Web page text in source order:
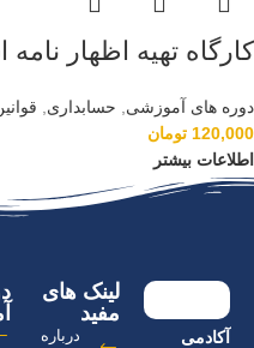
کارگاه تهیه اظهار
دوره های آموزشی حسابداری
120,000 تومان
اطلاعات بیشتر
آکادمی
لینک های
مفید
درباره